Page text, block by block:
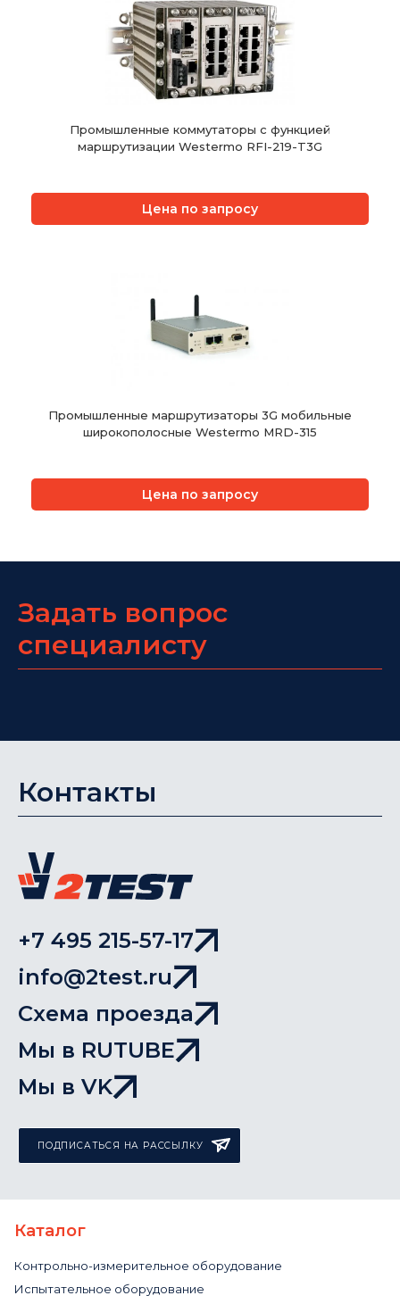
Промышленные коммутаторы с функцией
маршрутизации Westermo RFI-219-T3G
Цена по запросу
Промышленные маршрутизаторы 3G мобильные
широкополосные Westermo MRD-315
Цена по запросу
Задать вопрос
специалисту
Контакты
+7 495 215-57-17
info@2test.ru
Схема проезда
Мы в RUTUBE
Мы в VK
ПОДПИСАТЬСЯ НА РАССЫЛКУ
Каталог
Контрольно-измерительное оборудование
Испытательное оборудование